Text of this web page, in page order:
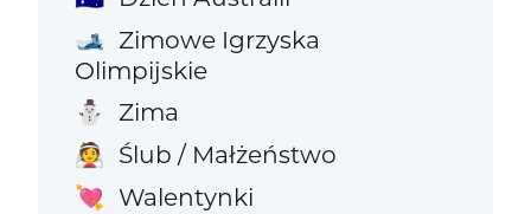
🎿 Zimowe Igrzyska
Olimpijskie
⛄ Zima
👰 Ślub / Małżeństwo
💘 Walentynki